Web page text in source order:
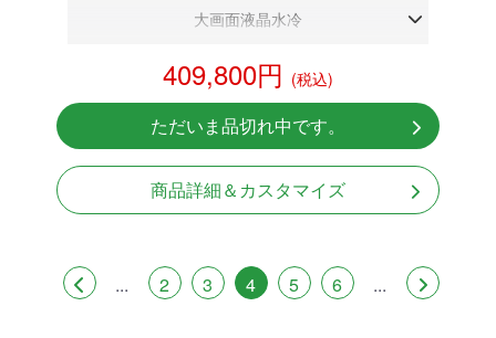
大画面液晶水冷
RX9070XT 16G
NVMeSSD 1TB
無線LAN Bluetooth対応
Windows11 Home 64bit
409,800円 (税込)
ただいま品切れ中です。
商品詳細＆カスタマイズ
... 2 3 4 5 6 ...